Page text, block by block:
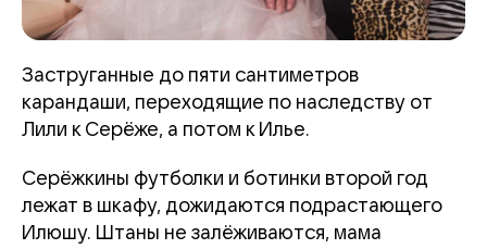
Заструганные до пяти сантиметров
карандаши, переходящие по наследству от
Лили к Серёже, а потом к Илье.
Серёжкины футболки и ботинки второй год
лежат в шкафу, дожидаются подрастающего
Илюшу. Штаны не залёживаются, мама